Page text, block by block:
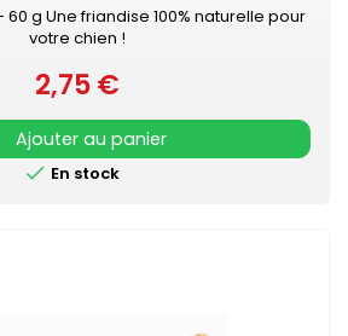
g Une friandise 100% naturelle pour
votre chien !
Prix
2,75 €
Ajouter au panier
 En stock